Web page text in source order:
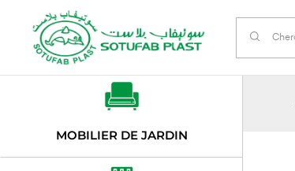
MOBILIER DE JARDIN